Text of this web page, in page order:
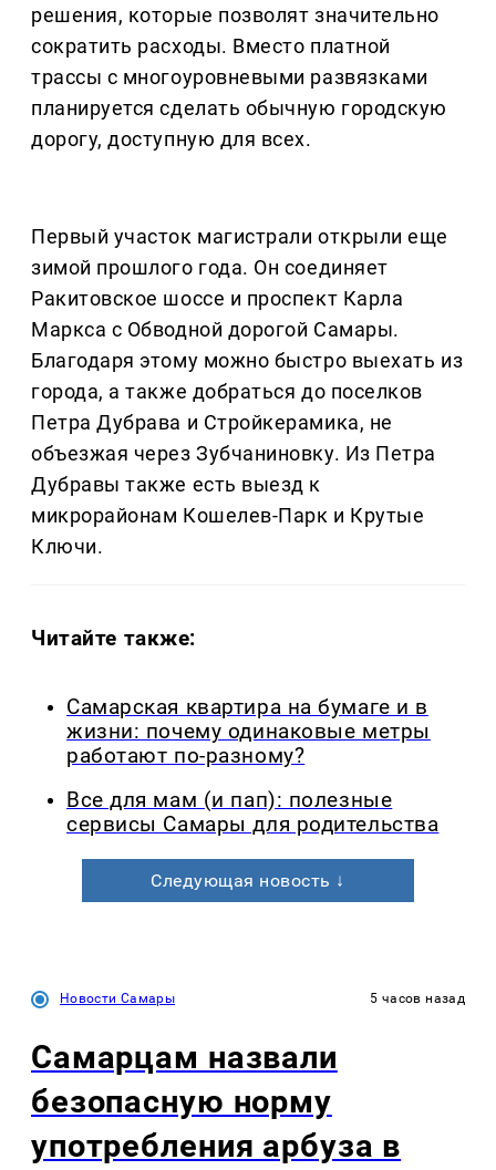
решения, которые позволят значительно
сократить расходы. Вместо платной
трассы с многоуровневыми развязками
планируется сделать обычную городскую
дорогу, доступную для всех.
Первый участок магистрали открыли еще
зимой прошлого года. Он соединяет
Ракитовское шоссе и проспект Карла
Маркса с Обводной дорогой Самары.
Благодаря этому можно быстро выехать из
города, а также добраться до поселков
Петра Дубрава и Стройкерамика, не
объезжая через Зубчаниновку. Из Петра
Дубравы также есть выезд к
микрорайонам Кошелев-Парк и Крутые
Ключи.
Читайте также:
Самарская квартира на бумаге и в
жизни: почему одинаковые метры
работают по-разному?
Все для мам (и пап): полезные
сервисы Самары для родительства
Следующая новость ↓
Новости Самары 5 часов назад
Самарцам назвали
безопасную норму
употребления арбуза в